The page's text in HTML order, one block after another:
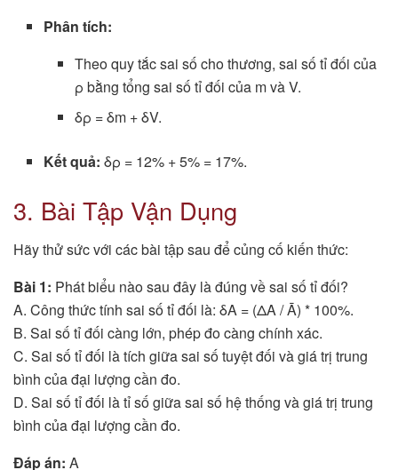
Phân tích:
Theo quy tắc sai số cho thương, sai số tỉ đối của
ρ bằng tổng sai số tỉ đối của m và V.
δρ = δm + δV.
Kết quả: δρ = 12% + 5% = 17%.
3. Bài Tập Vận Dụng
Hãy thử sức với các bài tập sau để củng cố kiến thức:
Bài 1: Phát biểu nào sau đây là đúng về sai số tỉ đối?
A. Công thức tính sai số tỉ đối là: δA = (ΔA / Ā) * 100%.
B. Sai số tỉ đối càng lớn, phép đo càng chính xác.
C. Sai số tỉ đối là tích giữa sai số tuyệt đối và giá trị trung
bình của đại lượng cần đo.
D. Sai số tỉ đối là tỉ số giữa sai số hệ thống và giá trị trung
bình của đại lượng cần đo.
Đáp án: A